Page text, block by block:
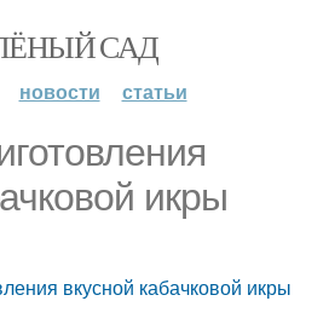
САД
новости статьи
икры
вкусной кабачковой икры